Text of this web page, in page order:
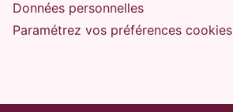
Données personnelles
Paramétrez vos préférences cookies